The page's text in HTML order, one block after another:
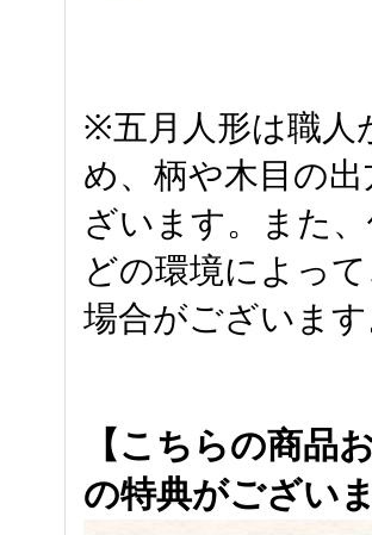
※五月人形は職人
め、柄や木目の
ざいます。また
どの環境によっ
場合がございま
【こちらの商品
の特典がござい